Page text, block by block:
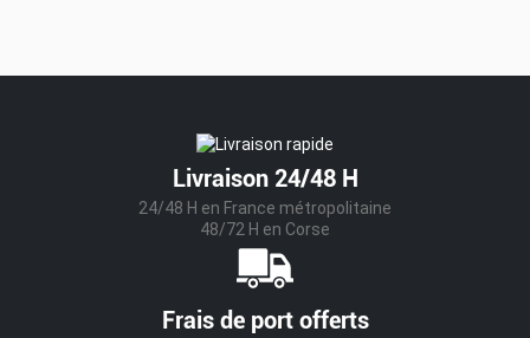
Livraison 24/48 H
24/48 H en France métropolitaine
48/72 H en Corse
Frais de port offerts